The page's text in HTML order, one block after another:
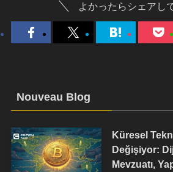
よかったらシェアし
Nouveau Blog
Küresel
Değişiyor:
Mevzuatı,